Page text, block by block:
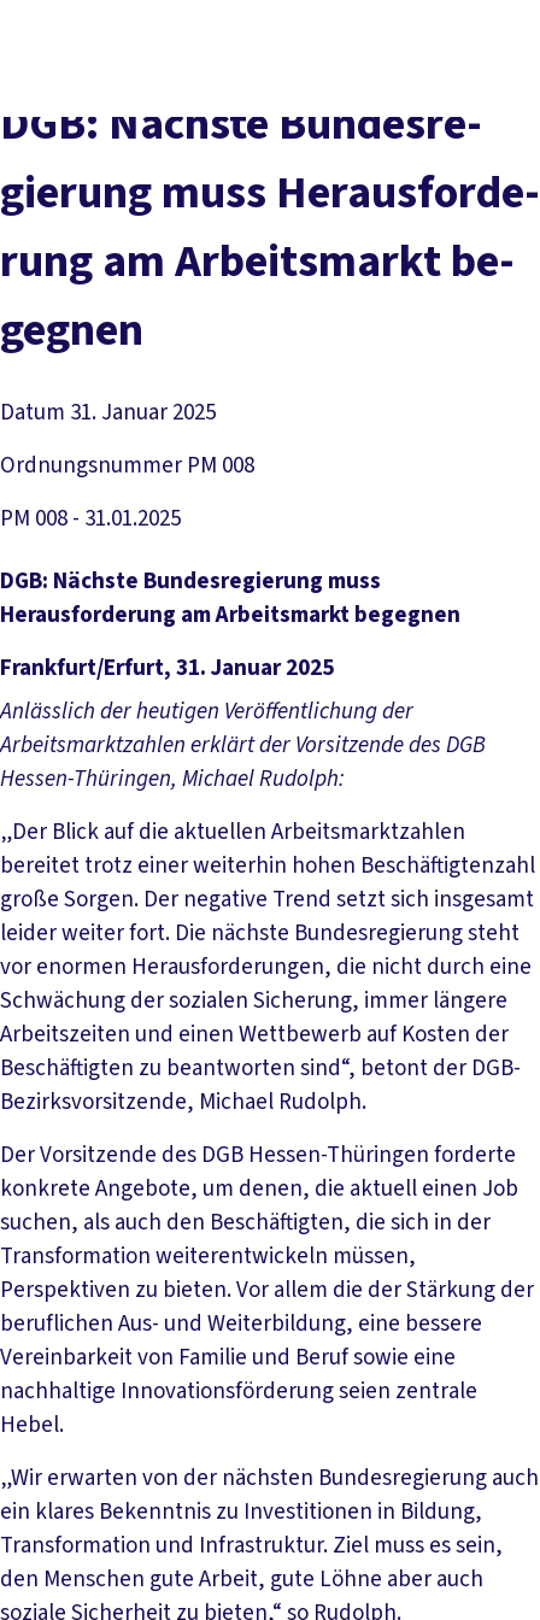
Service
Mitmachen
DGB: Nächs­te Bun­des­re­
gie­rung muss He­r­aus­for­de­
rung am Ar­beits­markt be­
geg­nen
Datum 31. Januar 2025
Ordnungsnummer PM 008
PM 008 - 31.01.2025
DGB: Nächste Bundesregierung muss
Herausforderung am Arbeitsmarkt begegnen
Frankfurt/Erfurt, 31. Januar 2025
Anlässlich der heutigen Veröffentlichung der
Arbeitsmarktzahlen erklärt der Vorsitzende des DGB
Hessen-Thüringen, Michael Rudolph:
„Der Blick auf die aktuellen Arbeitsmarktzahlen
bereitet trotz einer weiterhin hohen Beschäftigtenzahl
große Sorgen. Der negative Trend setzt sich insgesamt
leider weiter fort. Die nächste Bundesregierung steht
vor enormen Herausforderungen, die nicht durch eine
Schwächung der sozialen Sicherung, immer längere
Arbeitszeiten und einen Wettbewerb auf Kosten der
Beschäftigten zu beantworten sind“, betont der DGB-
Bezirksvorsitzende, Michael Rudolph.
Der Vorsitzende des DGB Hessen-Thüringen forderte
konkrete Angebote, um denen, die aktuell einen Job
suchen, als auch den Beschäftigten, die sich in der
Transformation weiterentwickeln müssen,
Perspektiven zu bieten. Vor allem die der Stärkung der
beruflichen Aus- und Weiterbildung, eine bessere
Vereinbarkeit von Familie und Beruf sowie eine
nachhaltige Innovationsförderung seien zentrale
Hebel.
„Wir erwarten von der nächsten Bundesregierung auch
ein klares Bekenntnis zu Investitionen in Bildung,
Transformation und Infrastruktur. Ziel muss es sein,
den Menschen gute Arbeit, gute Löhne aber auch
soziale Sicherheit zu bieten,“ so Rudolph.